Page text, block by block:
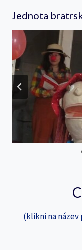
obsah
Jednota
(klikni na název